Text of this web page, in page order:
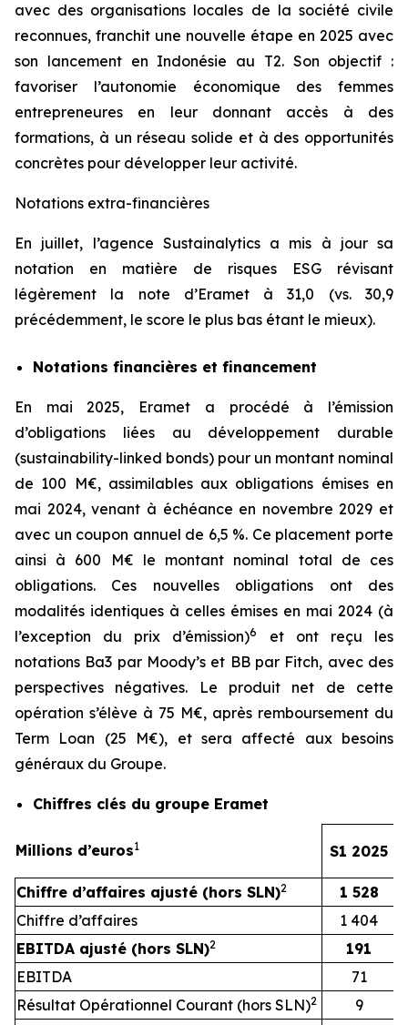
avec des organisations locales de la société civile
reconnues, franchit une nouvelle étape en 2025 avec
son lancement en Indonésie au T2. Son objectif :
favoriser l’autonomie économique des femmes
entrepreneures en leur donnant accès à des
formations, à un réseau solide et à des opportunités
concrètes pour développer leur activité.
Notations extra-financières
En juillet, l’agence Sustainalytics a mis à jour sa
notation en matière de risques ESG révisant
légèrement la note d’Eramet à 31,0 (vs. 30,9
précédemment, le score le plus bas étant le mieux).
Notations financières et financement
En mai 2025, Eramet a procédé à l’émission
d’obligations liées au développement durable
(sustainability-linked bonds) pour un montant nominal
de 100 M€, assimilables aux obligations émises en
mai 2024, venant à échéance en novembre 2029 et
avec un coupon annuel de 6,5 %. Ce placement porte
ainsi à 600 M€ le montant nominal total de ces
obligations. Ces nouvelles obligations ont des
modalités identiques à celles émises en mai 2024 (à
l’exception du prix d’émission)6
et ont reçu les
notations Ba3 par Moody’s et BB par Fitch, avec des
perspectives négatives. Le produit net de cette
opération s’élève à 75 M€, après remboursement du
Term Loan (25 M€), et sera affecté aux besoins
généraux du Groupe.
Chiffres clés du groupe Eramet
Millions d’euros1 S1 2025
Chiffre d’affaires ajusté (hors SLN)2
1 528
Chiffre d’affaires
1 404
EBITDA ajusté (hors SLN)2
191
EBITDA
71
Résultat Opérationnel Courant (hors SLN)2
9